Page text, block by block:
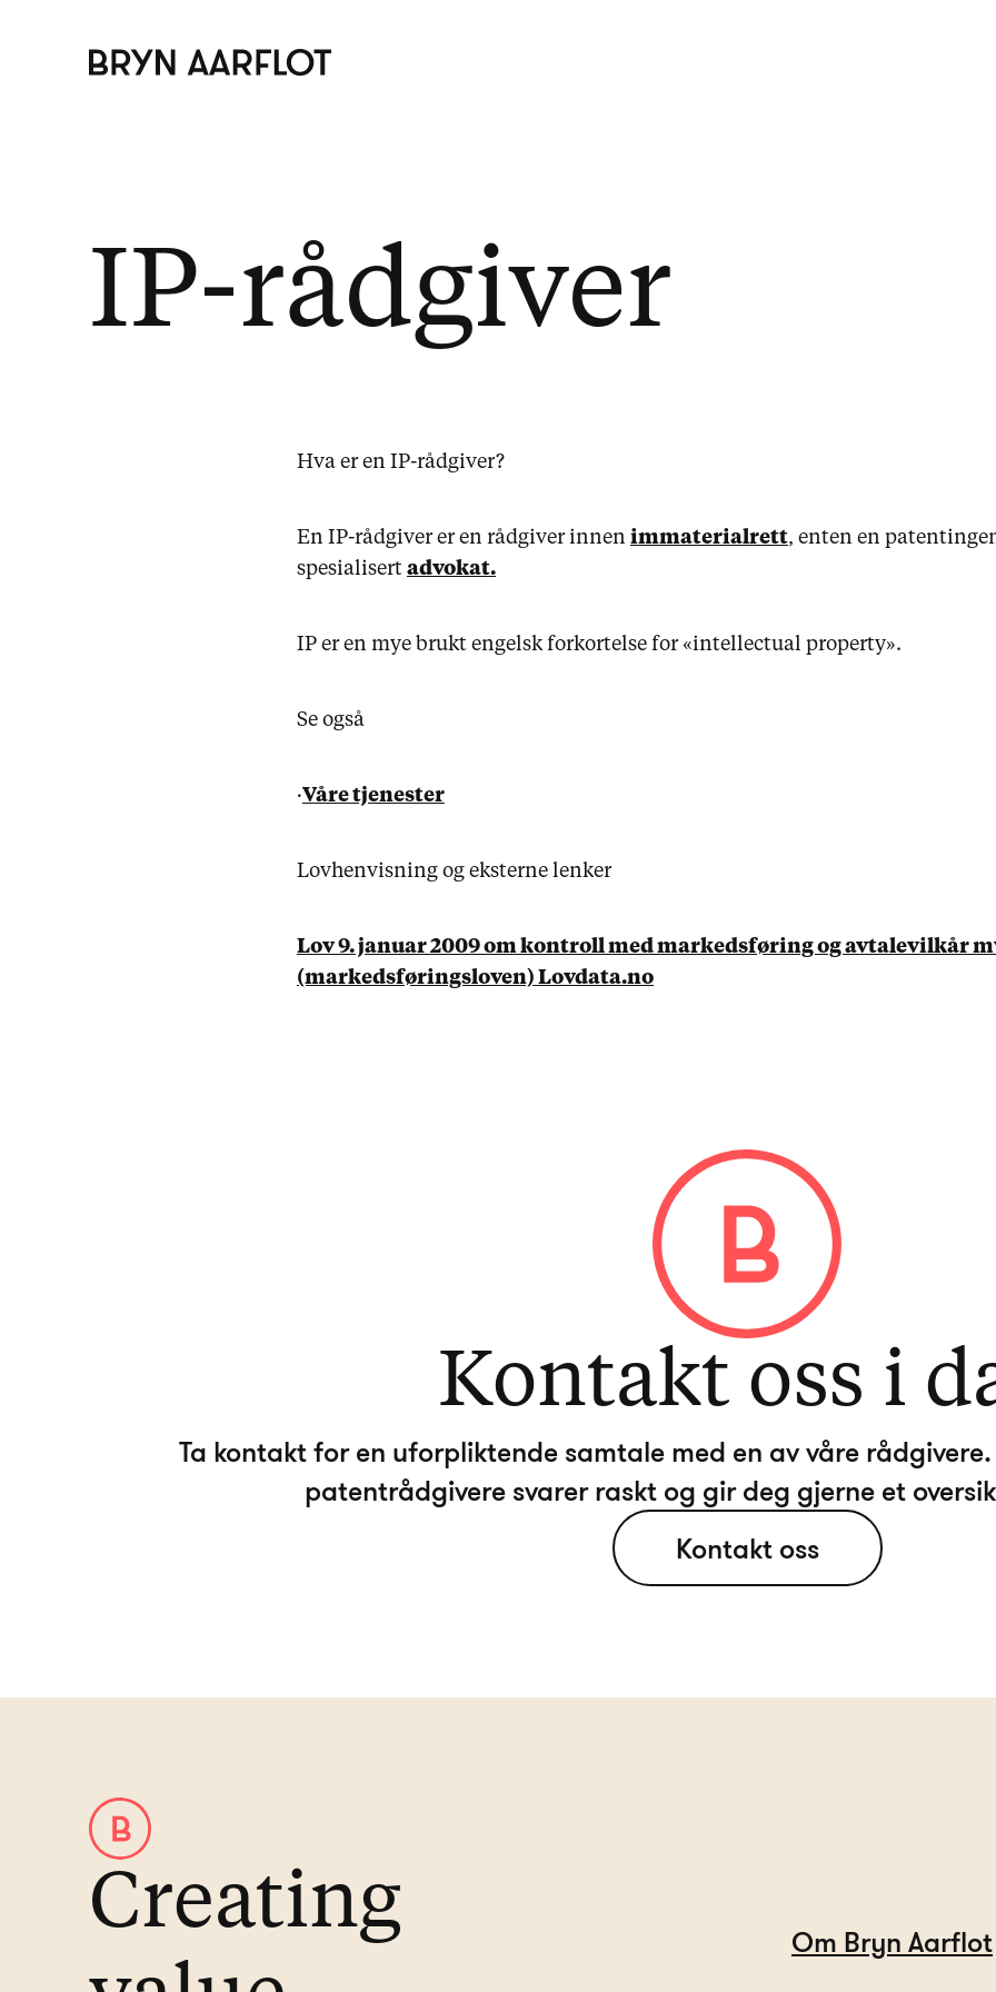
IP-rådgiver
Hva er en IP-rådgiver?
En IP-rådgiver er en rådgiver innen immaterialrett, enten en
spesialisert advokat.
IP er en mye brukt engelsk forkortelse for «intellectual property».
Se også
·Våre tjenester
Lovhenvisning og eksterne lenker
Lov 9. januar 2009 om kontroll med markedsføring og avtalevilkår
(markedsføringsloven) Lovdata.no
Kontakt oss i
Ta kontakt for en uforpliktende samtale med en av våre
Kontakt oss
Creating
Om Bryn Aarflot